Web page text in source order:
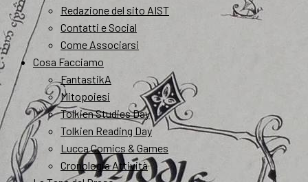
Redazione del sito AIST
Contatti e Social
Come Associarsi
Cosa Facciamo
FantastikA
Mitopoiesi
Tolkien Studies Day
Tolkien Reading Day
Lucca Comics & Games
Cronologia Attività